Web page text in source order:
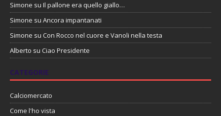
Simone su Il pallone era quello giallo…
Simone su Ancora impantanati
Simone su Con Rocco nel cuore e Vanoli nella testa
Alberto su Ciao Presidente
CATEGORIE
Calciomercato
Come l'ho vista